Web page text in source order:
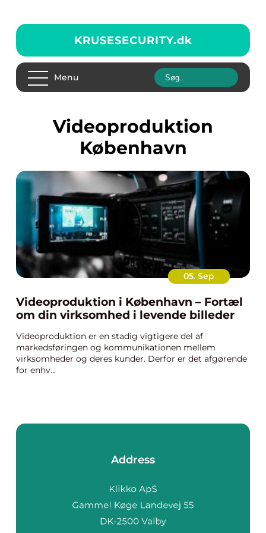
KRUSESECURITY.dk
Menu
videoproduktion
København
05. Sep
Videoproduktion i København – Fortæl
om din virksomhed i levende billeder
Videoproduktion er en stadig vigtigere del af
markedsføringen og kommunikationen mellem
virksomheder og deres kunder. Derfor er det afgørende
for enhv...
Address